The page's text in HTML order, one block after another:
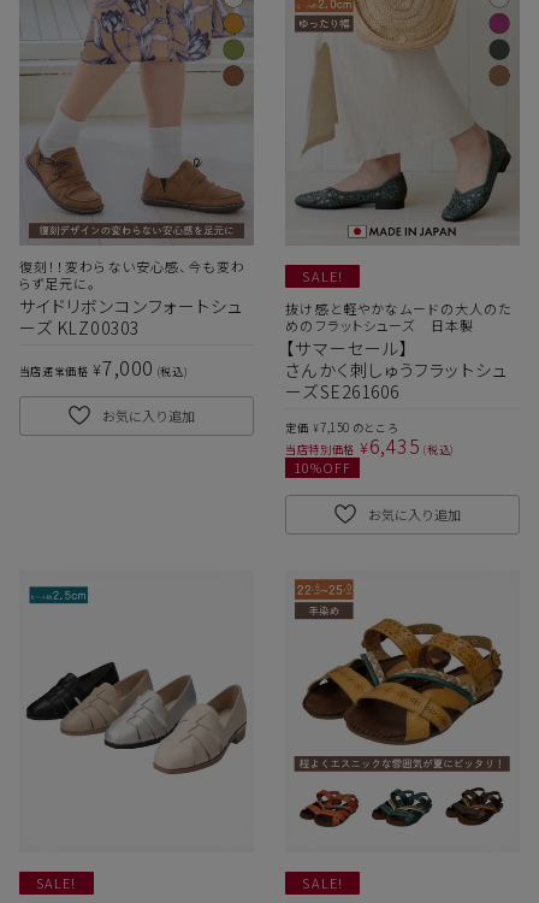
復刻！！変わらない安心感、今も変わ
らず足元に。
サイドリボンコンフォートシュ
ーズ KLZ00303
当店通常価格 ¥7,000 税込
お気に入り追加
SALE!
抜け感と軽やかなムードの大人のた
めのフラットシューズ 日本製
【サマーセール】
さんかく刺しゅうフラットシュ
ーズSE261606
定価 ¥7,150 のところ
当店特別価格 ¥6,435 税込
10%OFF
お気に入り追加
SALE!
SALE!